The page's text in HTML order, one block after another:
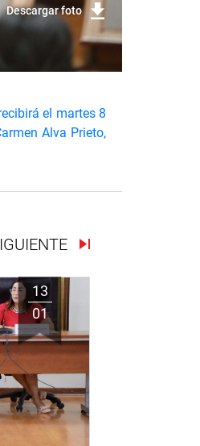
Descargar foto
el martes 8
Alva Prieto,
13
01